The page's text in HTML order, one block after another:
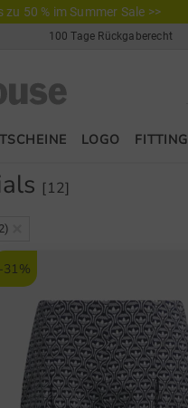
50 % im Summer Sale >>
100 Tage Rückgaberecht
LOGO FITTING
[12]
-31%